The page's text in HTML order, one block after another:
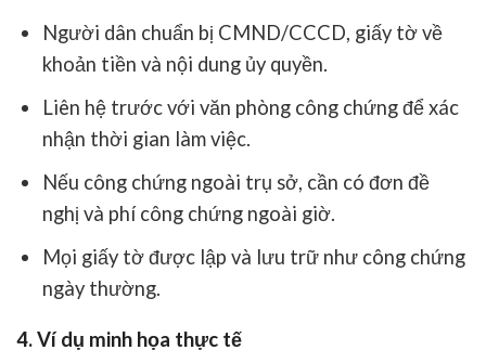
Người dân chuẩn bị CMND/CCCD, giấy tờ về
khoản tiền và nội dung ủy quyền.
Liên hệ trước với văn phòng công chứng để xác
nhận thời gian làm việc.
Nếu công chứng ngoài trụ sở, cần có đơn đề
nghị và phí công chứng ngoài giờ.
Mọi giấy tờ được lập và lưu trữ như công chứng
ngày thường.
4. Ví dụ minh họa thực tế